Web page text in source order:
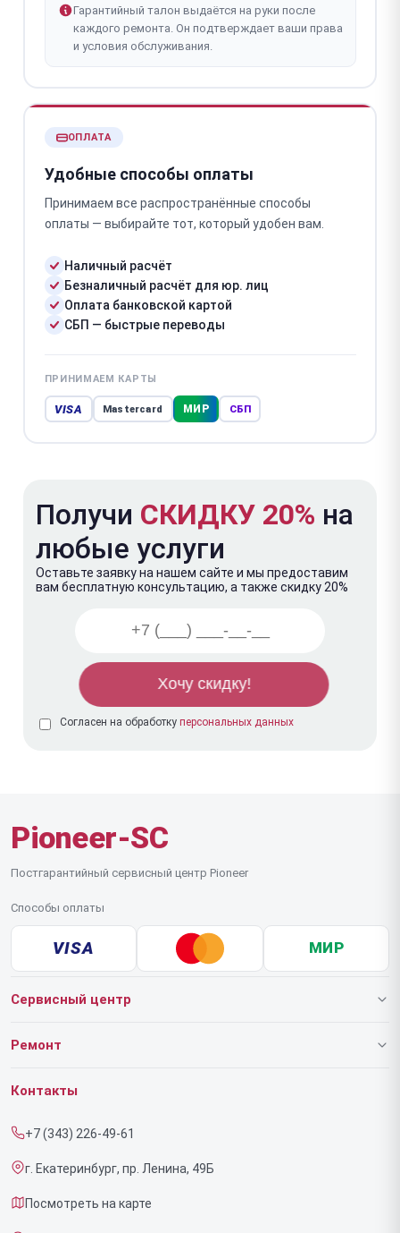
Гарантийный талон выдаётся на руки после
каждого ремонта. Он подтверждает ваши права
и условия обслуживания.
ОПЛАТА
Удобные способы оплаты
Принимаем все распространённые способы
оплаты — выбирайте тот, который удобен вам.
Наличный расчёт
Безналичный расчёт для юр. лиц
Оплата банковской картой
СБП — быстрые переводы
ПРИНИМАЕМ КАРТЫ
VISA Mastercard МИР СБП
Получи СКИДКУ 20% на
любые услуги
Оставьте заявку на нашем сайте и мы предоставим
вам бесплатную консультацию, а также скидку 20%
Согласен на обработку персональных данных
Pioneer-SC
Постгарантийный сервисный центр Pioneer
Способы оплаты
VISA МИР
Сервисный центр
О нашем сервисе
Срочный ремонт
Доставка и способы оплаты
Диагностика
Ремонт
Роботов-пылесосов
Контакты
+7 (343) 226-49-61
г. Екатеринбург, пр. Ленина, 49Б
Посмотреть на карте